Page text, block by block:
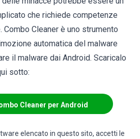
che richiede competenze
Combo Cleaner è uno strumento
automatica del malware
il malware dai Android. Scaricalo
sotto:
Cleaner per Android
elencato in questo sito, accetti le